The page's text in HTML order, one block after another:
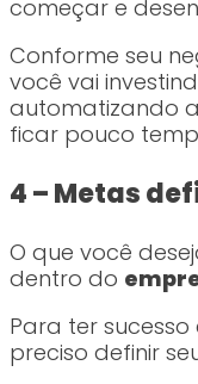
começar e
Conforme seu
você vai
automatizando
ficar pouco
4 – Metas
O que você
dentro do
Para ter
preciso definir